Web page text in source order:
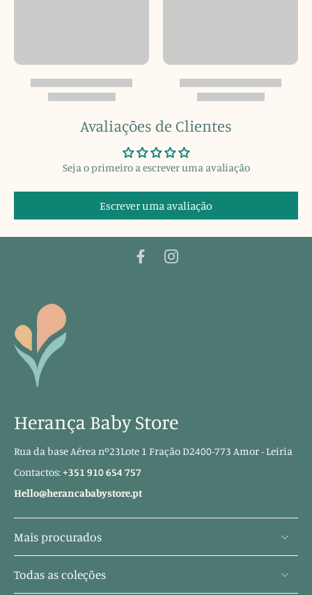
Avaliações de Clientes
Seja o primeiro a escrever uma avaliação
Escrever uma avaliação
Herança Baby Store
Rua da base Aérea nº23Lote 1 Fração D2400-773 Amor - Leiria
Contactos:+351 910 654 757
Hello@herancababystore.pt
Mais procurados
Todas as coleções